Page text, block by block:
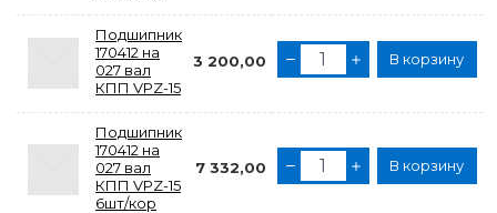
Подшипник
170412 на
027 вал
КПП VPZ-15
3 200,00 В корзину
Подшипник
170412 на
027 вал
КПП VPZ-15
6шт/кор
7 332,00 В корзину